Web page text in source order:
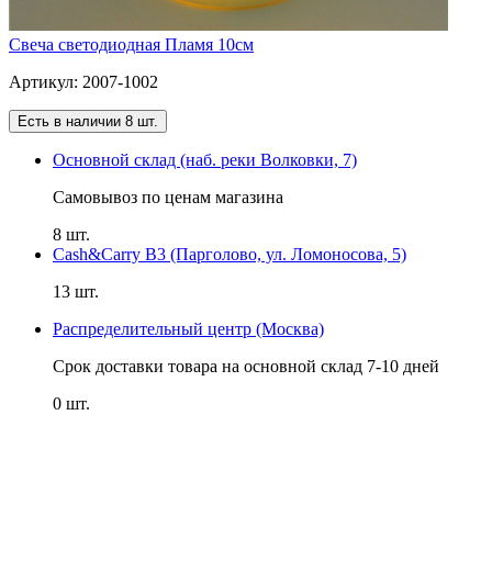
Свеча светодиодная Пламя 10см
Артикул: 2007-1002
Есть в наличии 8 шт.
Основной склад (наб. реки Волковки, 7)
Самовывоз по ценам магазина
8 шт.
Cash&Carry B3 (Парголово, ул. Ломоносова, 5)
13 шт.
Распределительный центр (Москва)
Срок доставки товара на основной склад 7-10 дней
0 шт.